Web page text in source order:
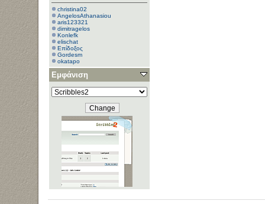
christina02
AngelosAthanasiou
aris123321
dimitragelos
Konlefk
elischat
Επίδοξος
Gordesm
okatapo
Εμφάνιση